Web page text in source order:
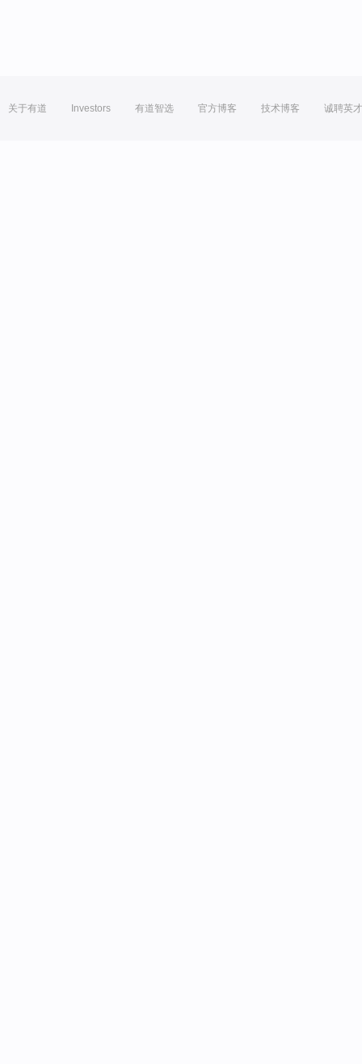
关于有道 Investors 有道智选 官方博客 技术博客 诚聘英才